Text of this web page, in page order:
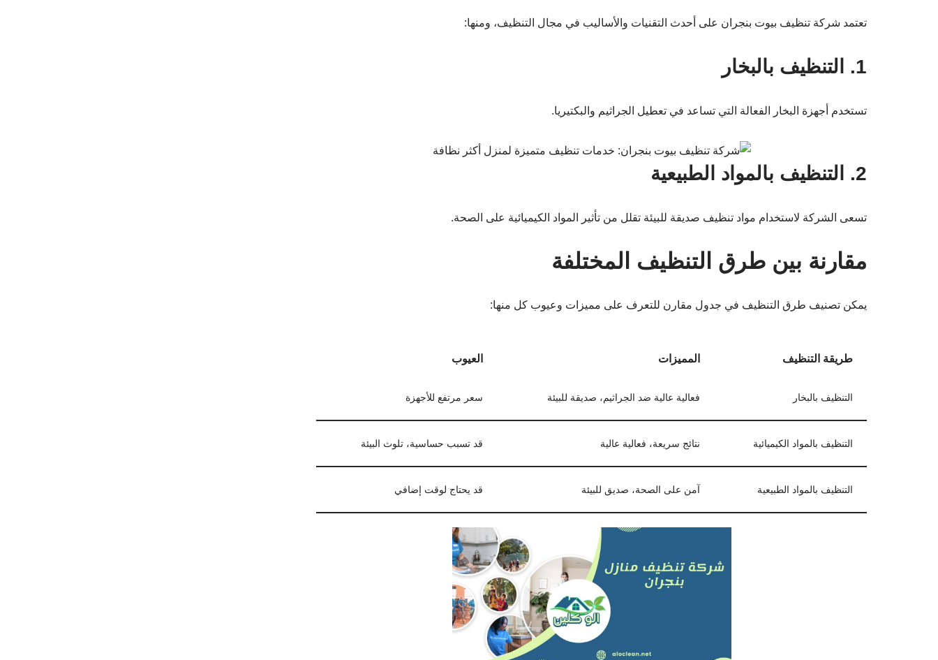
تعتمد شركة تنظيف بيوت بنجران على أحدث التقنيات والأساليب في مجال التنظيف، ومنها:
1. التنظيف بالبخار
تستخدم أجهزة البخار الفعالة التي تساعد في تعطيل الجراثيم والبكتيريا.
2. التنظيف بالمواد الطبيعية
تسعى الشركة لاستخدام مواد تنظيف صديقة للبيئة تقلل من تأثير المواد الكيميائية على الصحة.
مقارنة بين طرق التنظيف المختلفة
يمكن تصنيف طرق التنظيف في جدول مقارن للتعرف على مميزات وعيوب كل منها:
طريقة التنظيف المميزات العيوب
التنظيف بالبخار فعالية عالية ضد الجراثيم، صديقة للبيئة سعر مرتفع للأجهزة
التنظيف بالمواد الكيميائية نتائج سريعة، فعالية عالية قد تسبب حساسية، تلوث البيئة
التنظيف بالمواد الطبيعية آمن على الصحة، صديق للبيئة قد يحتاج لوقت إضافي